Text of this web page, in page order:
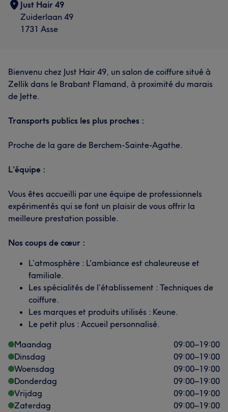
Wat onze klanten zeggen over Said
Professioneel 33 Ervaren 13 Efficiënt 13
Vriendelijk
Just Hair 49
Zuiderlaan 49
1731 Asse
Bienvenu chez Just Hair 49, un salon de coiffure situé à
Zellik dans le Brabant Flamand, à proximité du marais
de Jette.
Transports publics les plus proches :
Proche de la gare de Berchem-Sainte-Agathe.
L’équipe :
Vous êtes accueilli par une équipe de professionnels
expérimentés qui se font un plaisir de vous offrir la
meilleure prestation possible.
Nos coups de cœur :
L’atmosphère : L'ambiance est chaleureuse et
familiale.
Les spécialités de l’établissement : Techniques de
coiffure.
Les marques et produits utilisés : Keune.
Le petit plus : Accueil personnalisé.
Maandag
09:00–19:00
Dinsdag
09:00–19:00
Woensdag
09:00–19:00
Donderdag
09:00–19:00
Vrijdag
09:00–19:00
Zaterdag
09:00–19:00